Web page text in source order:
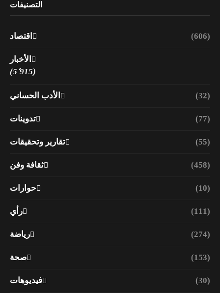
التصنيفات
اقتصاد (606)
الأخبار
(5٬915)
الأدب الحساني (32)
تدوينات (77)
تقارير وتحقيقات (55)
ثقافة وفن (458)
حوارات (10)
رأي (111)
رياضة (274)
صحة (153)
فيديوهات (30)